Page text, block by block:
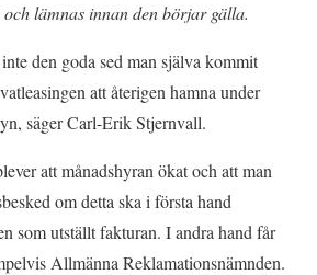
lämnas innan den börjar gälla.
den goda sed man själva kommit
att återigen hamna under
säger Carl-Erik Stjernvall.
att månadshyran ökat och att man
om detta ska i första hand
som utställt fakturan. I andra hand får
Allmänna Reklamationsnämnden.